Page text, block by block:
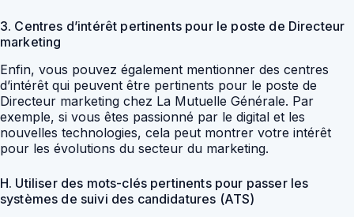
3. Centres d’intérêt pertinents pour le poste de Directeur
marketing
Enfin, vous pouvez également mentionner des centres
d’intérêt qui peuvent être pertinents pour le poste de
Directeur marketing chez La Mutuelle Générale. Par
exemple, si vous êtes passionné par le digital et les
nouvelles technologies, cela peut montrer votre intérêt
pour les évolutions du secteur du marketing.
H. Utiliser des mots-clés pertinents pour passer les
systèmes de suivi des candidatures (ATS)